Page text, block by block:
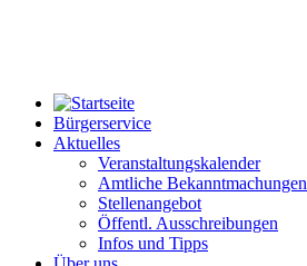
Bürgerservice
Aktuelles
Veranstaltungskalender
Amtliche Bekanntmachungen
Stellenangebot
Öffentl. Ausschreibungen
Infos und Tipps